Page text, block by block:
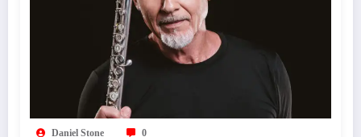
Daniel Stone 0